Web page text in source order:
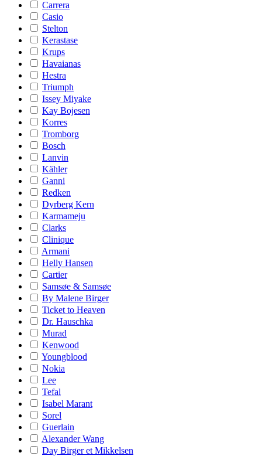
Carrera
Casio
Stelton
Kerastase
Krups
Havaianas
Hestra
Triumph
Issey Miyake
Kay Bojesen
Korres
Tromborg
Bosch
Lanvin
Kähler
Ganni
Redken
Dyrberg Kern
Karmameju
Clarks
Clinique
Armani
Helly Hansen
Cartier
Samsøe & Samsøe
By Malene Birger
Ticket to Heaven
Dr. Hauschka
Murad
Kenwood
Youngblood
Nokia
Lee
Tefal
Isabel Marant
Sorel
Guerlain
Alexander Wang
Day Birger et Mikkelsen